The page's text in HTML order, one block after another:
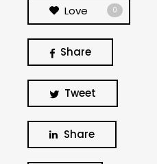
Love 0
Share
Tweet
Share